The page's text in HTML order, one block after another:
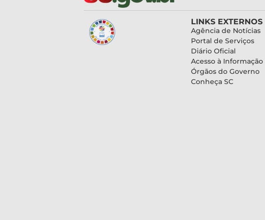
LINKS EXTERNOS
Agência de Notícias
Portal de Serviços
Diário Oficial
Acesso à Informação
Órgãos do Governo
Conheça SC